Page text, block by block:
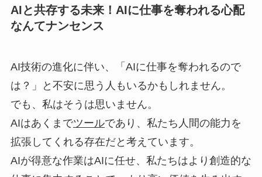
AIと共存する未来！AIに仕事を奪われる心配
なんてナンセンス
AI技術の進化に伴い、「AIに仕事を奪われるので
は？」と不安に思う人もいるかもしれません。
でも、私はそうは思いません。
AIはあくまでツールであり、私たち人間の能力を
拡張してくれる存在だと考えています。
AIが得意な作業はAIに任せ、私たちはより創造的な